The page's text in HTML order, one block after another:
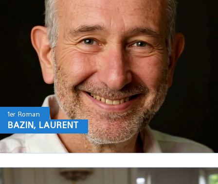
1er Roman
BAZIN, LAURENT